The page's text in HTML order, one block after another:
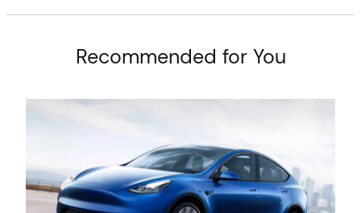
Recommended for You